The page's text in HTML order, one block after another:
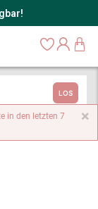
LOS
×
in den letzten 7